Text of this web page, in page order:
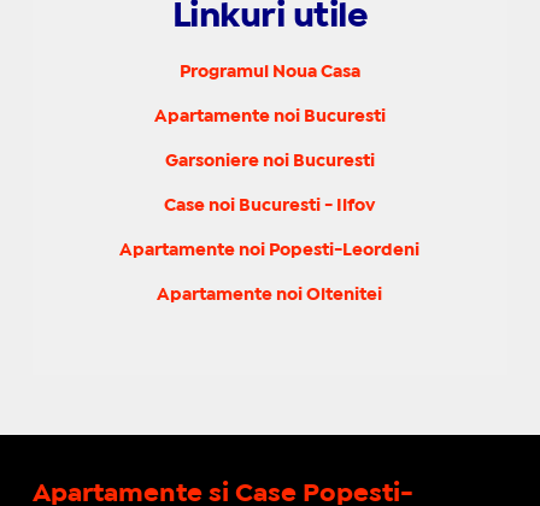
Linkuri utile
Programul Noua Casa
Apartamente noi Bucuresti
Garsoniere noi Bucuresti
Case noi Bucuresti - Ilfov
Apartamente noi Popesti-Leordeni
Apartamente noi Oltenitei
Apartamente si Case Popesti-